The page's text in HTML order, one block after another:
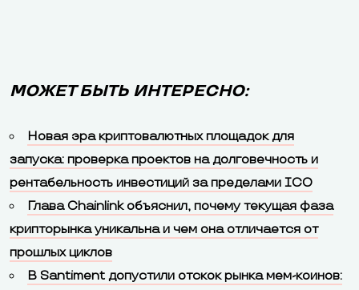
МОЖЕТ БЫТЬ ИНТЕРЕСНО:
Новая эра криптовалютных площадок для
запуска: проверка проектов на долговечность и
рентабельность инвестиций за пределами ICO
Глава Chainlink объяснил, почему текущая фаза
крипторынка уникальна и чем она отличается от
прошлых циклов
В Santiment допустили отскок рынка мем-коинов: